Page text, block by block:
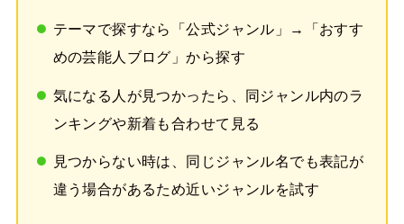
テーマで探すなら「公式ジャンル」→「おすす
めの芸能人ブログ」から探す
気になる人が見つかったら、同ジャンル内のラ
ンキングや新着も合わせて見る
見つからない時は、同じジャンル名でも表記が
違う場合があるため近いジャンルを試す